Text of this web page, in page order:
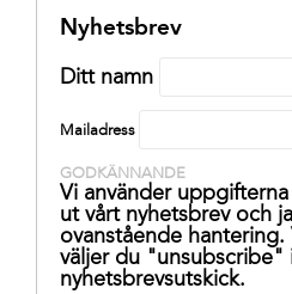
Nyhetsbrev
Ditt namn
Mailadress
GODKÄNNANDE
Vi använder
ut vårt nyhetsbrev och
ovanstående
väljer du "unsubscribe"
nyhetsbrevsutskick.